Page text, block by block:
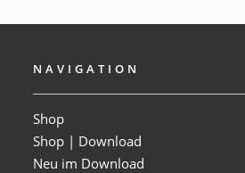
NAVIGATION
Shop
Shop | Download
Neu im Download